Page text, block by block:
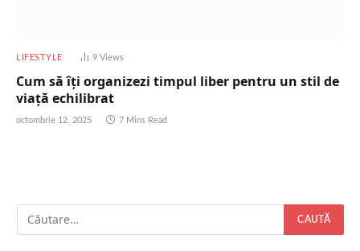
LIFESTYLE 9 Views
Cum să îți organizezi timpul liber pentru un stil de
viață echilibrat
octombrie 12, 2025 7 Mins Read